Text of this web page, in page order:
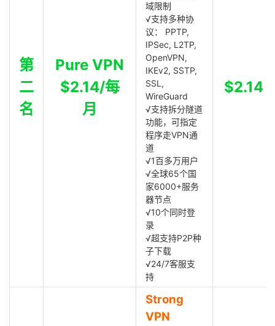
第
二
名
Pure VPN
$2.14/每
月
域限制
√支持多种协
议： PPTP,
IPSec, L2TP,
OpenVPN,
IKEv2, SSTP,
SSL,
WireGuard
√支持拆分隧道
功能，可指定
程序走VPN通
道
√1百多万用户
√全球65个国
家6000+服务
器节点
√10个同时登
录
√超支持P2P种
子下载
√24/7客服支
持
$2.14
Strong
VPN